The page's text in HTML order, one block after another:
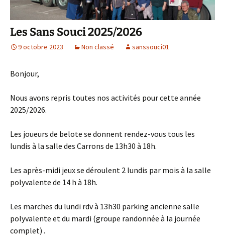
Les Sans Souci 2025/2026
9 octobre 2023 Non classé sanssouci01
Bonjour,
Nous avons repris toutes nos activités pour cette année
2025/2026.
Les joueurs de belote se donnent rendez-vous tous les
lundis à la salle des Carrons de 13h30 à 18h.
Les après-midi jeux se déroulent 2 lundis par mois à la salle
polyvalente de 14 h à 18h.
Les marches du lundi rdv à 13h30 parking ancienne salle
polyvalente et du mardi (groupe randonnée à la journée
complet) .